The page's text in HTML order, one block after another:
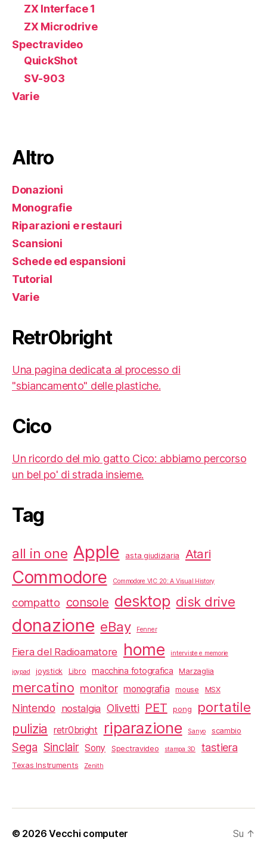
ZX Interface 1
ZX Microdrive
Spectravideo
QuickShot
SV-903
Varie
Altro
Donazioni
Monografie
Riparazioni e restauri
Scansioni
Schede ed espansioni
Tutorial
Varie
Retr0bright
Una pagina dedicata al processo di
"sbiancamento" delle plastiche.
Cico
Un ricordo del mio gatto Cico: abbiamo percorso
un bel po' di strada insieme.
Tag
all in one Apple asta giudiziaria Atari
Commodore Commodore VIC 20: A Visual History
compatto console desktop disk drive
donazione eBay Fenner
Fiera del Radioamatore home interviste e memorie
joypad joystick Libro macchina fotografica Marzaglia
mercatino monitor monografia mouse MSX
Nintendo nostalgia Olivetti PET pong portatile
pulizia retr0bright riparazione Sanyo scambio
Sega Sinclair Sony Spectravideo stampa 3D tastiera
Texas Instruments Zenith
© 2026Vecchi computer Su ↑